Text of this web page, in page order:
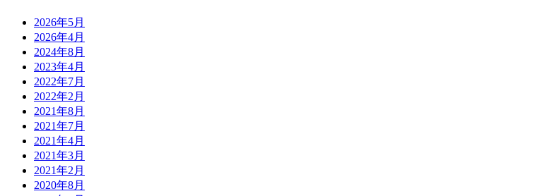
2026年5月
2026年4月
2024年8月
2023年4月
2022年7月
2022年2月
2021年8月
2021年7月
2021年4月
2021年3月
2021年2月
2020年8月